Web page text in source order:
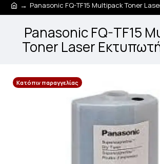
Panasonic FQ-TF15 Multipack Toner
Panasonic FQ-TF15
Toner Laser
Κατόπιν παραγγελίας